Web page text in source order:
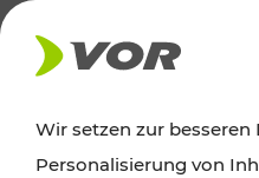
AKTUELLES
Wir setzen zur
Personalisierung von